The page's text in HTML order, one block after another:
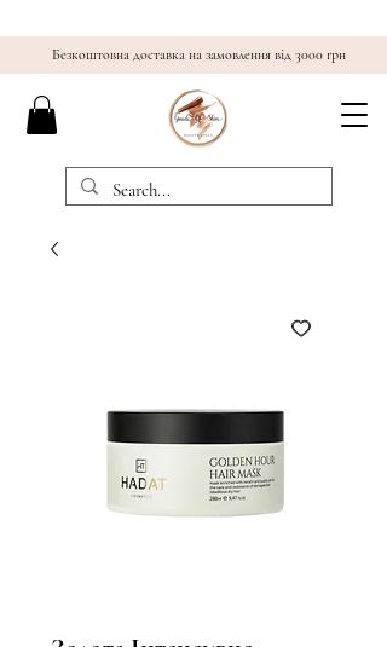
Безкоштовна доставка на замовлення від 3000 грн